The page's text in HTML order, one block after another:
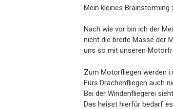
Mein kleines Brainstorming
Nach wie vor bin ich der
nicht die breite Masse der
uns so mit unseren
Zum Motorfliegen werden
Fürs Drachenfliegen auch
Bei der Windenfliegerei
Das heisst hierfür bedarf